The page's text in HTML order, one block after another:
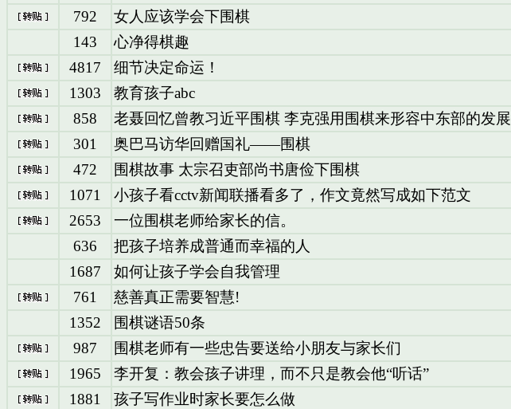
792
女人应该学会下围棋
143
心净得棋趣
4817
细节决定命运！
1303
教育孩子abc
858
老聂回忆曾教习近平围棋 李克强用围棋来形容中东部的发展
301
奥巴马访华回赠国礼——围棋
472
围棋故事 太宗召吏部尚书唐俭下围棋
1071
小孩子看cctv新闻联播看多了，作文竟然写成如下范文
2653
一位围棋老师给家长的信。
636
把孩子培养成普通而幸福的人
1687
如何让孩子学会自我管理
761
慈善真正需要智慧!
1352
围棋谜语50条
987
围棋老师有一些忠告要送给小朋友与家长们
1965
李开复：教会孩子讲理，而不只是教会他“听话”
1881
孩子写作业时家长要怎么做